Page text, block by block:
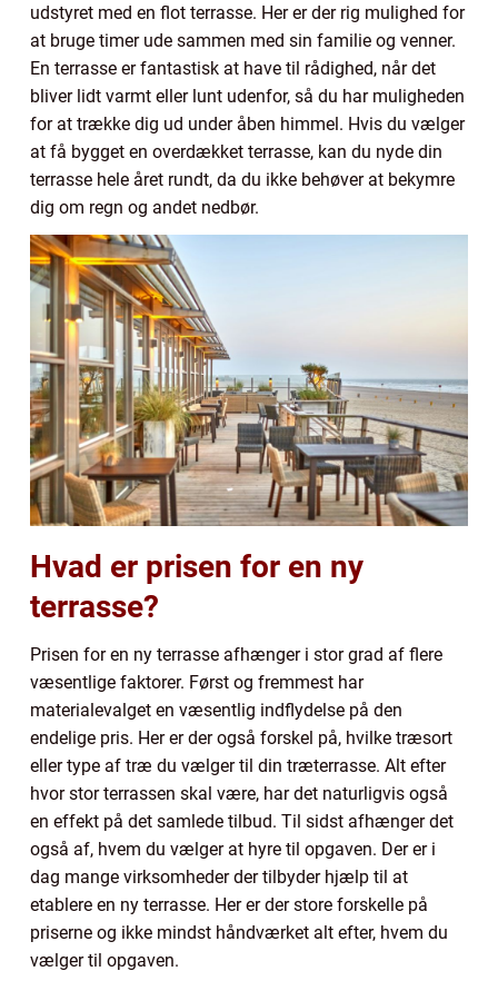
udstyret med en flot terrasse. Her er der rig mulighed for
at bruge timer ude sammen med sin familie og venner.
En terrasse er fantastisk at have til rådighed, når det
bliver lidt varmt eller lunt udenfor, så du har muligheden
for at trække dig ud under åben himmel. Hvis du vælger
at få bygget en overdækket terrasse, kan du nyde din
terrasse hele året rundt, da du ikke behøver at bekymre
dig om regn og andet nedbør.
Hvad er prisen for en ny
terrasse?
Prisen for en ny terrasse afhænger i stor grad af flere
væsentlige faktorer. Først og fremmest har
materialevalget en væsentlig indflydelse på den
endelige pris. Her er der også forskel på, hvilke træsort
eller type af træ du vælger til din træterrasse. Alt efter
hvor stor terrassen skal være, har det naturligvis også
en effekt på det samlede tilbud. Til sidst afhænger det
også af, hvem du vælger at hyre til opgaven. Der er i
dag mange virksomheder der tilbyder hjælp til at
etablere en ny terrasse. Her er der store forskelle på
priserne og ikke mindst håndværket alt efter, hvem du
vælger til opgaven.